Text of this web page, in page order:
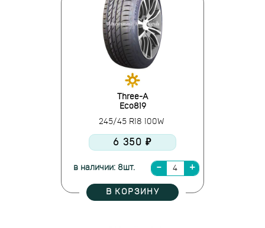
Three-A
Eco819
245/45 R18 100W
6 350 ₽
в наличии: 8шт.
В КОРЗИНУ